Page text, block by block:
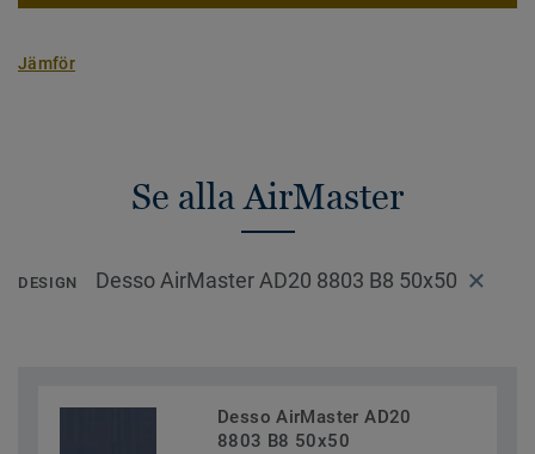
Jämför
Se alla AirMaster
DESIGN Desso AirMaster AD20 8803 B8 50x50
Desso AirMaster AD20
8803 B8 50x50